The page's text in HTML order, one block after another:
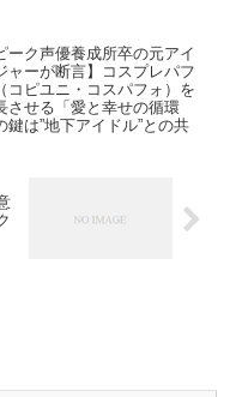
ーク声優養成所卒の元アイ
ャーが断言】コスプレパフ
コピユニ・コスパフォ）を
させる「愛と幸せの循環
は”地下アイドル”との共